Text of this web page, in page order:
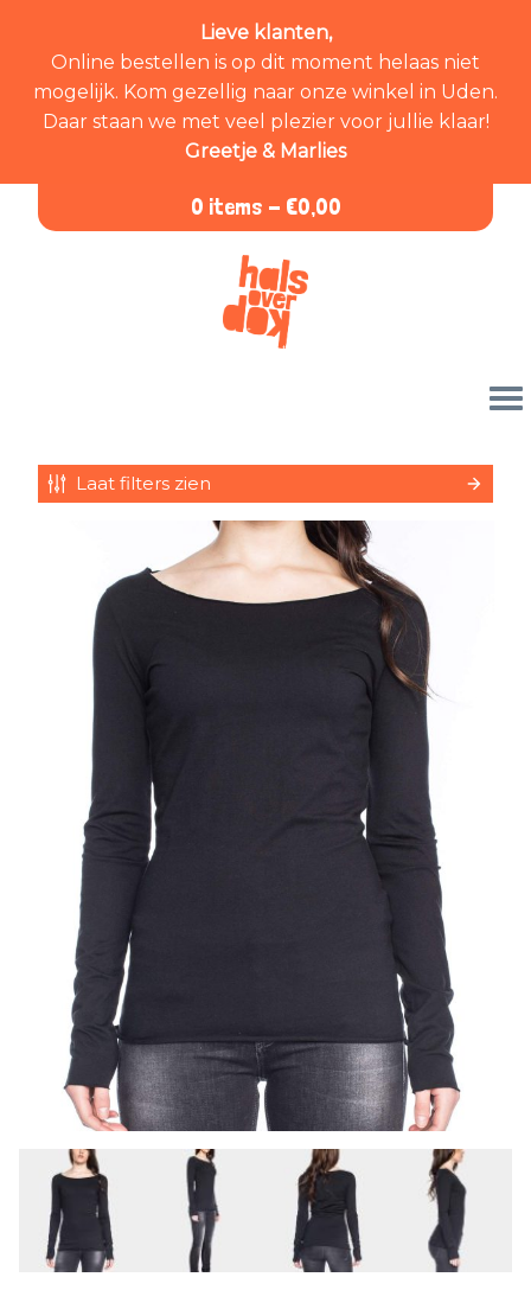
Lieve klanten,
Online bestellen is op dit moment helaas niet
mogelijk. Kom gezellig naar onze winkel in Uden.
Daar staan we met veel plezier voor jullie klaar!
Greetje & Marlies
0 items - €0,00
Laat filters zien